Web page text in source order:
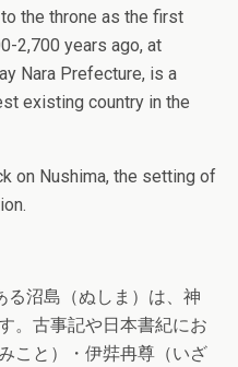
the throne as the first
2,700 years ago, at
Nara Prefecture, is a
existing country in the
on Nushima, the setting of
る沼島（ぬしま）は、神
。古事記や日本書紀にお
こと）・伊弉冉尊（いざ